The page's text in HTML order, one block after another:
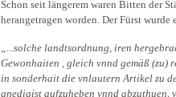
Schon seit längerem waren Bitten der
herangetragen worden. Der Fürst wurde
„...solche landtsordnung, iren
Gewonhaiten , gleich vnnd gemäß (zu)
in sonderhait die vnlautern Artikel zu
gnedigist aufzuheben vnnd